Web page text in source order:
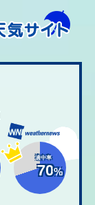
適中率
70%